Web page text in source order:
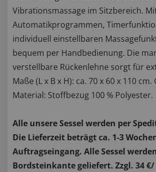
Vibrationsmassage im Sitzbereich.
Automatikprogrammen,
individuell einstellbaren
bequem per Handbedienung. Die
verstellbare Rückenlehne sorgt für
Maße (L x B x H): ca. 70 x 60 x 110 cm.
Material: Stoffbezug 100 % Polyester.
Alle unsere Sessel werden per
Die Lieferzeit beträgt ca. 1-3
Auftragseingang. Alle Sessel
Bordsteinkante geliefert. Zzgl. 34 €/